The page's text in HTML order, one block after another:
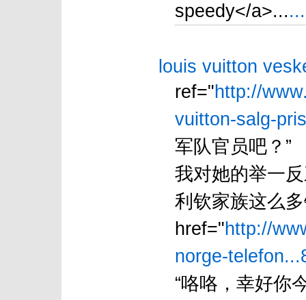
speedy</a>...
louis vuitton
ref="http://
vuitton-salg-
军队官员吧？”
我对她的举一
利钦家族这么
href="http://
norge-
“咯咯，幸好你